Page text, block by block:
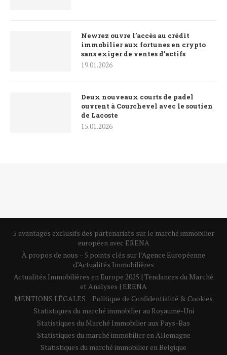
Newrez ouvre l’accès au crédit
immobilier aux fortunes en crypto
sans exiger de ventes d’actifs
19.01.2026
Deux nouveaux courts de padel
ouvrent à Courchevel avec le soutien
de Lacoste
15.01.2026
5 avantages exclusifs des partenariats sur le marché immobilier
européen avec ERENA
À propos de nous – 5 points clés sur l’Agence Européenne
d’Actualités Immobilières
Actualités Immobilières en Europe 2025 | Tendances du Marché
et Analyses | ERENA
MENTIONS LÉGALES
Politique de Confidentialité & Cookies
Statistiques du marché immobilier au Royaume-Uni
Statistiques du Marché Immobilier aux Pays-Bas
Statistiques du marché immobilier en Allemagne
Statistiques du marché immobilier en Belgique